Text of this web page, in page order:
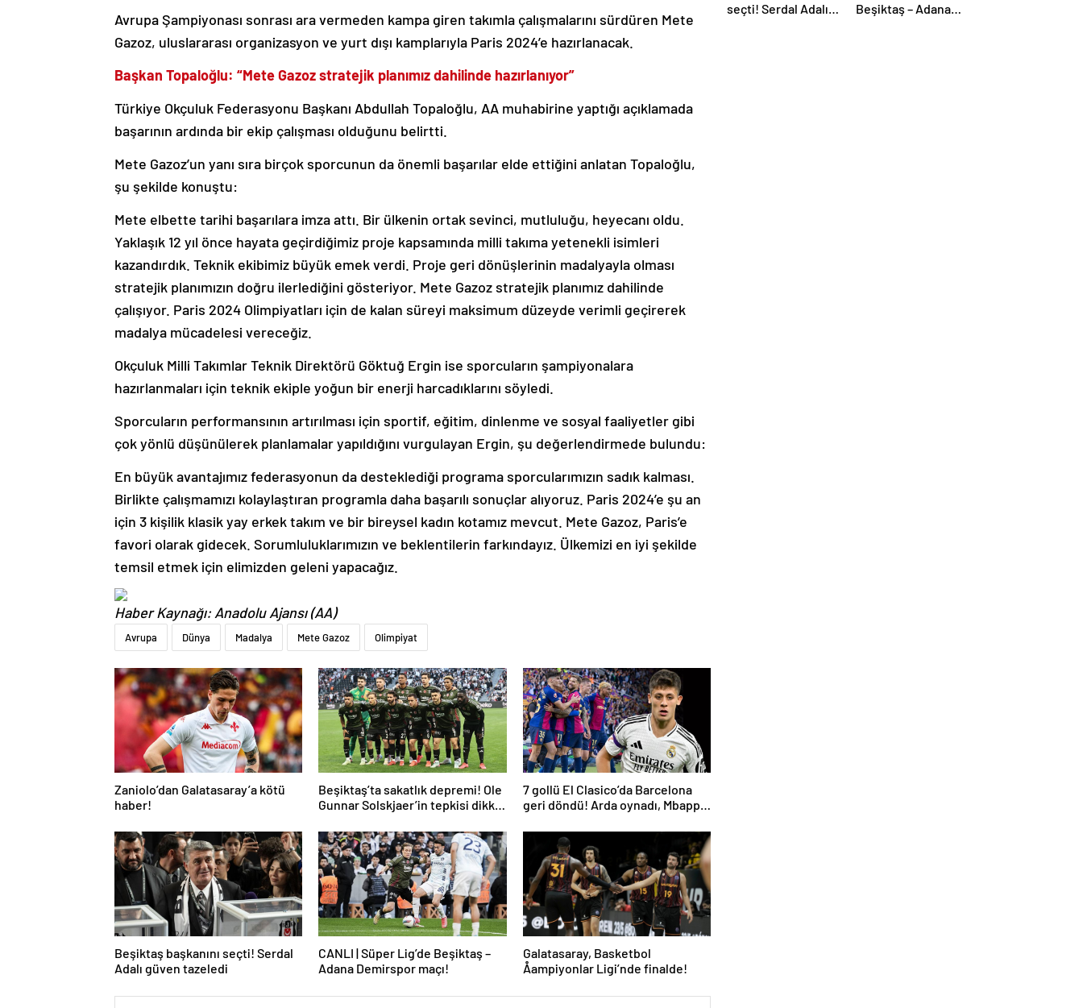
Avrupa Şampiyonası sonrası ara vermeden kampa giren takımla çalışmalarını sürdüren Mete
Gazoz, uluslararası organizasyon ve yurt dışı kamplarıyla Paris 2024’e hazırlanacak.
Başkan Topaloğlu: “Mete Gazoz stratejik planımız dahilinde hazırlanıyor”
Türkiye Okçuluk Federasyonu Başkanı Abdullah Topaloğlu, AA muhabirine yaptığı açıklamada
başarının ardında bir ekip çalışması olduğunu belirtti.
Mete Gazoz’un yanı sıra birçok sporcunun da önemli başarılar elde ettiğini anlatan Topaloğlu,
şu şekilde konuştu:
Mete elbette tarihi başarılara imza attı. Bir ülkenin ortak sevinci, mutluluğu, heyecanı oldu.
Yaklaşık 12 yıl önce hayata geçirdiğimiz proje kapsamında milli takıma yetenekli isimleri
kazandırdık. Teknik ekibimiz büyük emek verdi. Proje geri dönüşlerinin madalyayla olması
stratejik planımızın doğru ilerlediğini gösteriyor. Mete Gazoz stratejik planımız dahilinde
çalışıyor. Paris 2024 Olimpiyatları için de kalan süreyi maksimum düzeyde verimli geçirerek
madalya mücadelesi vereceğiz.
Okçuluk Milli Takımlar Teknik Direktörü Göktuğ Ergin ise sporcuların şampiyonalara
hazırlanmaları için teknik ekiple yoğun bir enerji harcadıklarını söyledi.
Sporcuların performansının artırılması için sportif, eğitim, dinlenme ve sosyal faaliyetler gibi
çok yönlü düşünülerek planlamalar yapıldığını vurgulayan Ergin, şu değerlendirmede bulundu:
En büyük avantajımız federasyonun da desteklediği programa sporcularımızın sadık kalması.
Birlikte çalışmamızı kolaylaştıran programla daha başarılı sonuçlar alıyoruz. Paris 2024’e şu an
için 3 kişilik klasik yay erkek takım ve bir bireysel kadın kotamız mevcut. Mete Gazoz, Paris’e
favori olarak gidecek. Sorumluluklarımızın ve beklentilerin farkındayız. Ülkemizi en iyi şekilde
temsil etmek için elimizden geleni yapacağız.
Haber Kaynağı: Anadolu Ajansı (AA)
Avrupa Dünya Madalya Mete Gazoz Olimpiyat
Zaniolo’dan Galatasaray’a kötü
haber!
Beşiktaş’ta sakatlık depremi! Ole
Gunnar Solskjaer’in tepkisi dikkat
7 gollü El Clasico’da Barcelona
geri döndü! Arda oynadı, Mbappe
Beşiktaş başkanını seçti! Serdal
Adalı güven tazeledi
CANLI | Süper Lig’de Beşiktaş –
Adana Demirspor maçı!
Galatasaray, Basketbol
Åampiyonlar Ligi’nde finalde!
seçti! Serdal Adalı
Beşiktaş – Adana